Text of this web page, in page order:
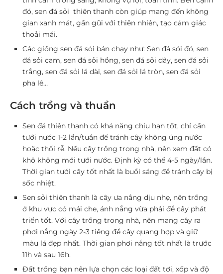
đó, sen đá sỏi thiên thanh còn giúp mang đến không
gian xanh mát, gần gũi với thiên nhiên, tạo cảm giác
thoải mái.
Các giống sen đá sỏi bán chạy như: Sen đá sỏi đỏ, sen
đá sỏi cam, sen đá sỏi hồng, sen đá sỏi dây, sen đá sỏi
trắng, sen đá sỏi lá dài, sen đá sỏi lá tròn, sen đá sỏi
pha lê…
Cách trồng và thuần
Sen đá thiên thanh có khả năng chịu hạn tốt, chỉ cần
tưới nước 1-2 lần/tuần để tránh cây không úng nước
hoặc thối rễ. Nếu cây trồng trong nhà, nên xem đất có
khô không mới tưới nước. Định kỳ có thể 4-5 ngày/lần.
Thời gian tưới cây tốt nhất là buổi sáng để tránh cây bị
sốc nhiệt.
Sen sỏi thiên thanh là cây ưa nắng dịu nhẹ, nên trồng
ở khu vực có mái che, ánh nắng vừa phải để cây phát
triển tốt. Với cây trồng trong nhà, nên mang cây ra
phơi nắng ngày 2-3 tiếng để cây quang hợp và giữ
màu lá đẹp nhất. Thời gian phơi nắng tốt nhất là trước
11h và sau 16h.
Đất trồng bạn nên lựa chọn các loại đất tơi, xốp và độ